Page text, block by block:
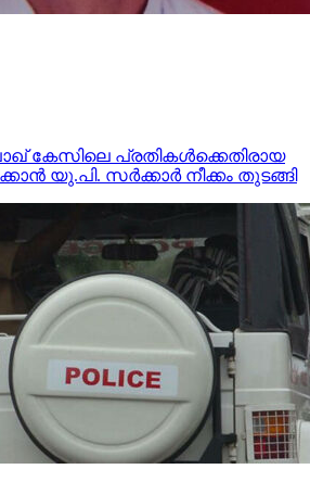
കേസിലെ പ്രതികള്‍ക്കെതിരായ
യു.പി. സര്‍ക്കാര്‍ നീക്കം തുടങ്ങി